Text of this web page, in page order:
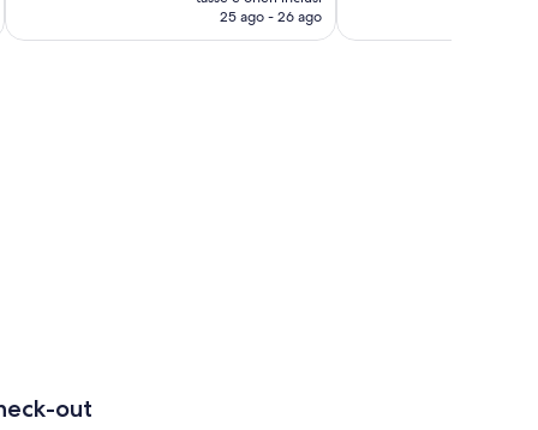
attuale
25 ago - 26 ago
out